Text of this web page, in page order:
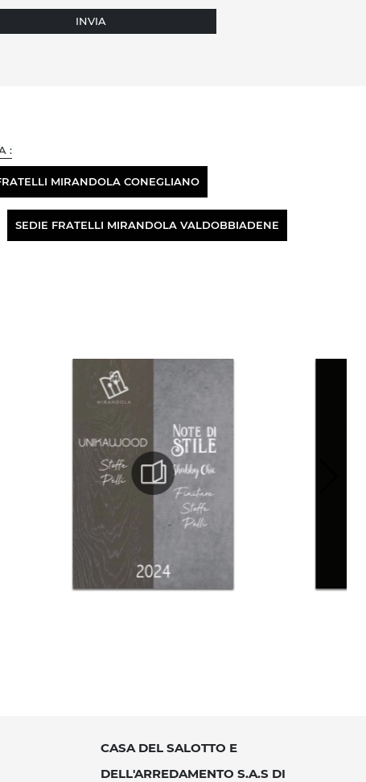
INVIA
:
MIRANDOLA CONEGLIANO
SEDIE FRATELLI MIRANDOLA VALDOBBIADENE
CASA DEL SALOTTO E
DELL'ARREDAMENTO S.A.S DI